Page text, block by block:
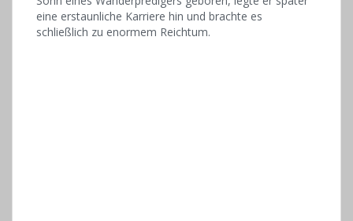
eine erstaunliche Karriere hin und brachte es
schließlich zu enormem Reichtum.